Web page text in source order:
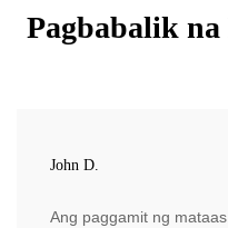
Pagbabalik
John D.
Ang paggamit ng